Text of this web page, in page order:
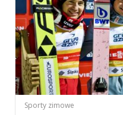
Sporty zimowe